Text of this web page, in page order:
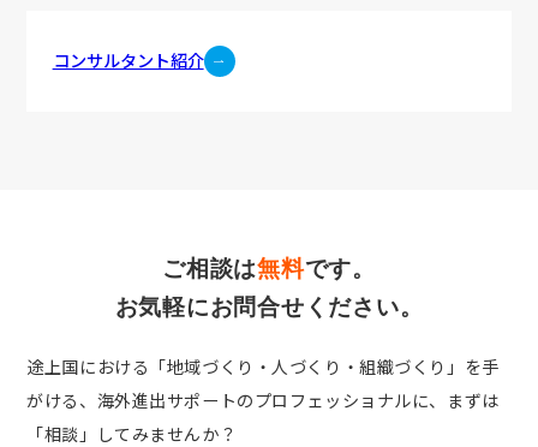
コンサルタント紹介
ご相談は無料です。
お気軽にお問合せください。
途上国における「地域づくり・人づくり・組織づくり」を手
がける、 海外進出サポートのプロフェッショナルに、まずは
「相談」してみませんか？